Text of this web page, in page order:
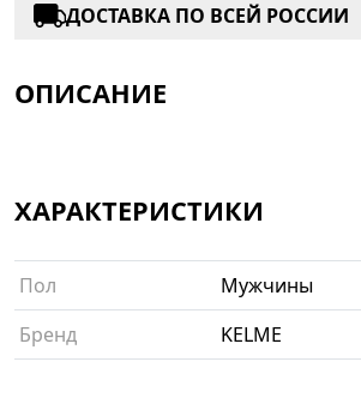
ДОСТАВКА ПО ВСЕЙ РОССИИ
ОПИСАНИЕ
ХАРАКТЕРИСТИКИ
Пол
Мужчины
Бренд
KELME